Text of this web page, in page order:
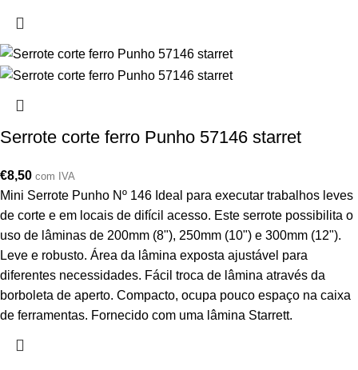
Serrote corte ferro Punho 57146 starret
€8,50 com IVA
Mini Serrote Punho Nº 146 Ideal para executar trabalhos leves
de corte e em locais de difícil acesso. Este serrote possibilita o
uso de lâminas de 200mm (8"), 250mm (10") e 300mm (12").
Leve e robusto. Área da lâmina exposta ajustável para
diferentes necessidades. Fácil troca de lâmina através da
borboleta de aperto. Compacto, ocupa pouco espaço na caixa
de ferramentas. Fornecido com uma lâmina Starrett.